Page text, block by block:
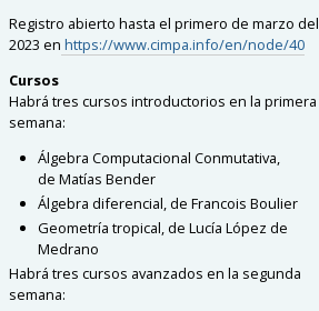
Registro abierto hasta el primero de marzo del
2023 en https://www.cimpa.info/en/node/40
Cursos
Habrá tres cursos introductorios en la primera
semana:
Álgebra Computacional Conmutativa,
de Matías Bender
Álgebra diferencial, de Francois Boulier
Geometría tropical, de Lucía López de
Medrano
Habrá tres cursos avanzados en la segunda
semana: